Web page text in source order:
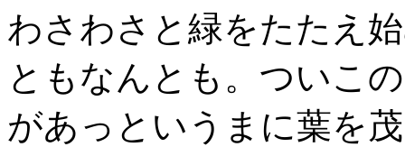
わさわさと緑をたたえ
ともなんとも。ついこ
があっというまに葉を